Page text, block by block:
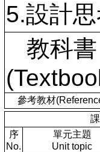
5.設計
教科書
參考教材
序
No.
單元主題
Unit topic